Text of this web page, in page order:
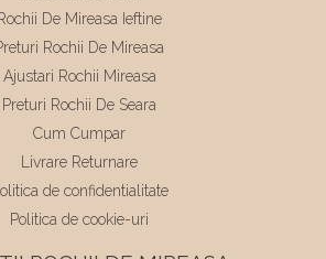
De Mireasa Ieftine
Rochii De Mireasa
Ajustari Rochii Mireasa
Preturi Rochii De Seara
Cum Cumpar
Livrare Returnare
de confidentialitate
Politica de cookie-uri